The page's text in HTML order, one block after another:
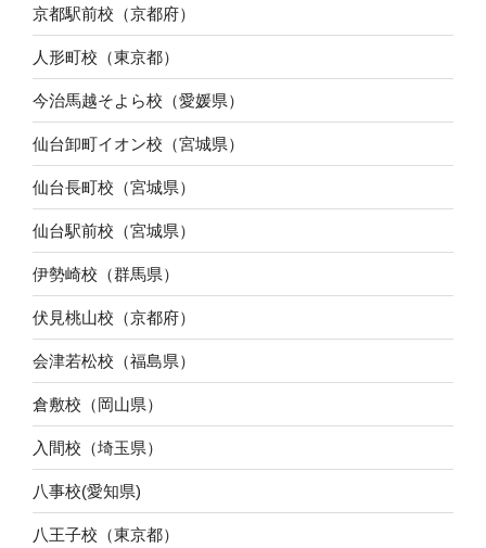
京都駅前校（京都府）
人形町校（東京都）
今治馬越そよら校（愛媛県）
仙台卸町イオン校（宮城県）
仙台長町校（宮城県）
仙台駅前校（宮城県）
伊勢崎校（群馬県）
伏見桃山校（京都府）
会津若松校（福島県）
倉敷校（岡山県）
入間校（埼玉県）
八事校(愛知県)
八王子校（東京都）